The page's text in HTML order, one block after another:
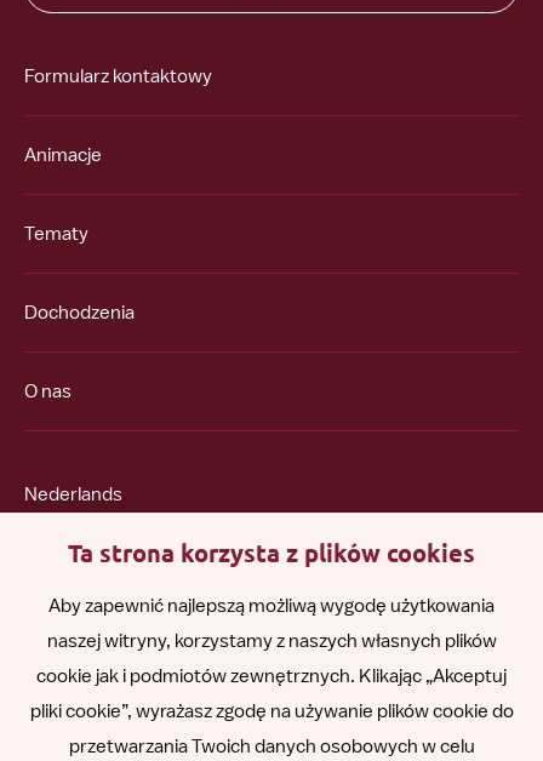
Formularz kontaktowy
Animacje
Tematy
Dochodzenia
O nas
Nederlands
Română
Ta strona korzysta z plików cookies
Aby zapewnić najlepszą możliwą wygodę użytkowania
naszej witryny, korzystamy z naszych własnych plików
cookie jak i podmiotów zewnętrznych. Klikając „Akceptuj
pliki cookie”, wyrażasz zgodę na używanie plików cookie do
przetwarzania Twoich danych osobowych w celu